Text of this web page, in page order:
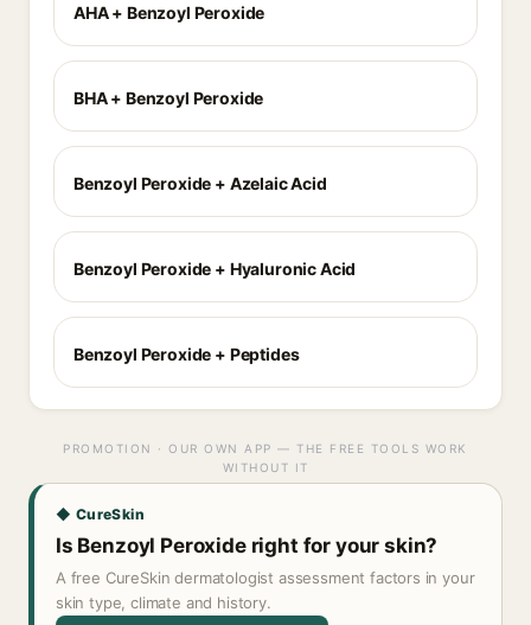
AHA + Benzoyl Peroxide
BHA + Benzoyl Peroxide
Benzoyl Peroxide + Azelaic Acid
Benzoyl Peroxide + Hyaluronic Acid
Benzoyl Peroxide + Peptides
PROMOTION · OUR OWN APP — THE FREE TOOLS WORK
WITHOUT IT
◆ CureSkin
Is Benzoyl Peroxide right for your skin?
A free CureSkin dermatologist assessment factors in your
skin type, climate and history.